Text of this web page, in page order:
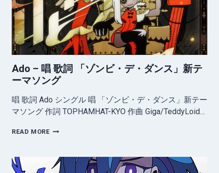
艦
隊』
題
歌)
Ado – 唱 歌詞 「ゾンビ・デ・ダンス」新テ
ーマソング
唱 歌詞 Ado シングル 唱 「ゾンビ・デ・ダンス」新テー
マソング 作詞 TOPHAMHAT-KYO 作曲 Giga/TeddyLoid…
READ MOREADO
詞